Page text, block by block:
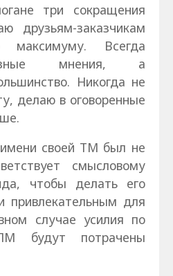
три сокращения
друзьям-заказчикам
Всегда
мнения, а
Никогда не
делаю в оговоренные
своей ТМ был не
смысловому
чтобы делать его
привлекательным для
случае усилия по
будут потрачены